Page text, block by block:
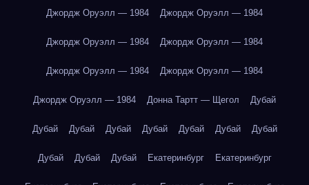
Джордж Оруэлл — 1984 Джордж Оруэлл — 1984
Джордж Оруэлл — 1984 Джордж Оруэлл — 1984
Джордж Оруэлл — 1984 Джордж Оруэлл — 1984
Джордж Оруэлл — 1984 Донна Тартт — Щегол Дубай
Дубай Дубай Дубай Дубай Дубай Дубай Дубай
Дубай Дубай Дубай Екатеринбург Екатеринбург